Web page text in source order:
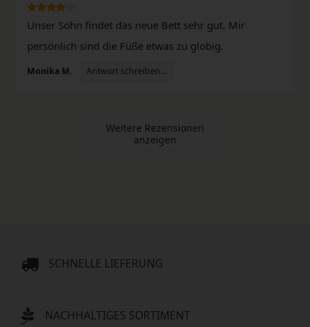
Unser Sohn findet das neue Bett sehr gut. Mir
persönlich sind die Füße etwas zu globig.
Monika M. Antwort schreiben...
Weitere Rezensionen
anzeigen
SCHNELLE LIEFERUNG
NACHHALTIGES SORTIMENT